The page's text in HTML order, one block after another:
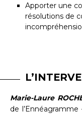
Apporter une
résolutions de
Marie-Laure
de